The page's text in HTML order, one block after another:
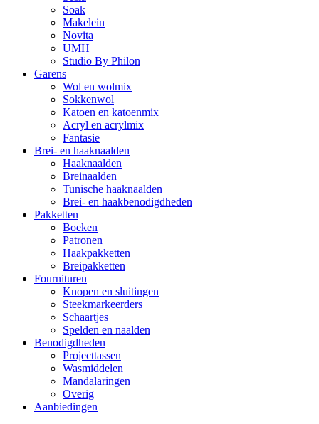
Soak
Makelein
Novita
UMH
Studio By Philon
Garens
Wol en wolmix
Sokkenwol
Katoen en katoenmix
Acryl en acrylmix
Fantasie
Brei- en haaknaalden
Haaknaalden
Breinaalden
Tunische haaknaalden
Brei- en haakbenodigdheden
Pakketten
Boeken
Patronen
Haakpakketten
Breipakketten
Fournituren
Knopen en sluitingen
Steekmarkeerders
Schaartjes
Spelden en naalden
Benodigdheden
Projecttassen
Wasmiddelen
Mandalaringen
Overig
Aanbiedingen